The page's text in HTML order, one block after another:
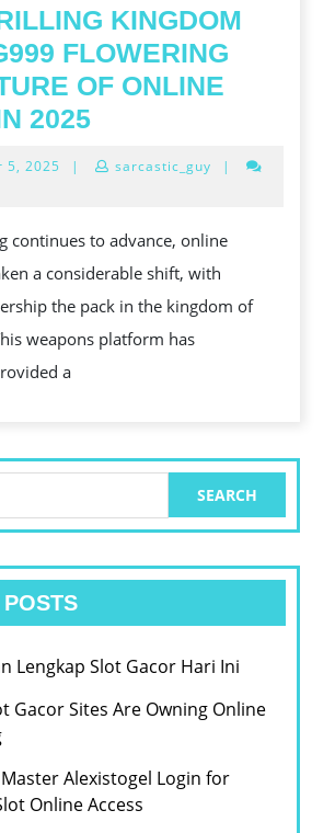
TO
GET
CLEARED
INTERNET
SUCCEEDER
KINGDOM
FLOWERING
OF ONLINE
2025THE
KINGDOM
KING999
FLOWERING
THE
FUTURE
IN
2025
5, 2025 September
| sarcastic_guy
|
continues to advance, online
a considerable shift, with
the pack in the kingdom of
weapons platform has
a
Lengkap Slot Gacor Hari Ini
Gacor Sites Are Owning Online
Alexistogel Login for
Online Access